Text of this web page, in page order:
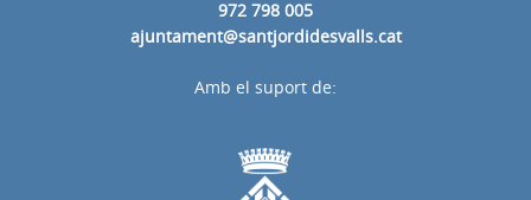
972 798 005
ajuntament@santjordidesvalls.cat
Amb el suport de: